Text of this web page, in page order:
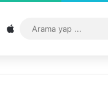
Sitemap